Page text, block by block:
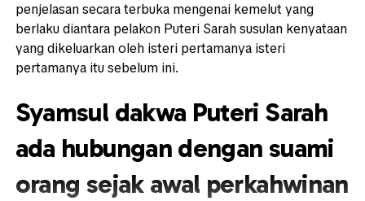
penjelasan secara terbuka mengenai kemelut yang
berlaku diantara pelakon Puteri Sarah susulan kenyataan
yang dikeluarkan oleh isteri pertamanya isteri
pertamanya itu sebelum ini.
Syamsul dakwa Puteri Sarah
ada hubungan dengan suami
orang sejak awal perkahwinan